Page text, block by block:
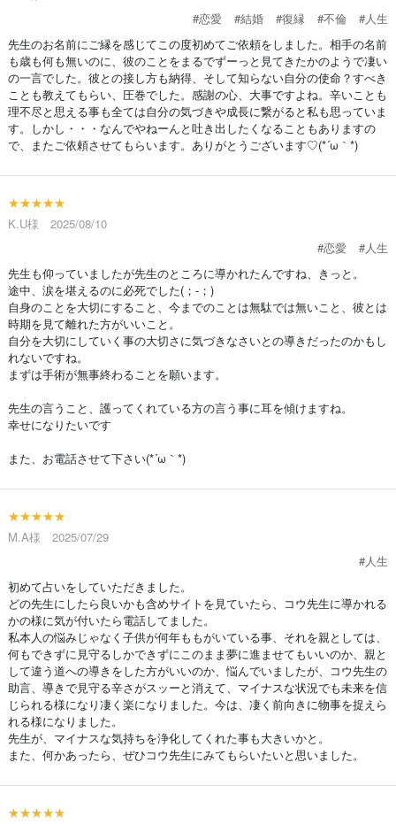
#恋愛
#結婚 #復縁 #不倫
#人生
先生のお名前にご縁を感じてこの度初めてご依頼をしました。相手の名前
も歳も何も無いのに、彼のことをまるでずーっと見てきたかのようで凄い
の一言でした。彼との接し方も納得、そして知らない自分の使命？すべき
ことも教えてもらい、圧巻でした。感謝の心、大事ですよね。辛いことも
理不尽と思える事も全ては自分の気づきや成長に繋がると私も思っていま
す。しかし・・・なんでやねーんと吐き出したくなることもありますの
で、またご依頼させてもらいます。ありがとうございます♡(*´ω｀*)
★★★★★
K.U様 2025/08/10
#恋愛
#人生
先生も仰っていましたが先生のところに導かれたんですね、きっと。
途中、涙を堪えるのに必死でした(；-；)
自身のことを大切にすること、今までのことは無駄では無いこと、彼とは
時期を見て離れた方がいいこと。
自分を大切にしていく事の大切さに気づきなさいとの導きだったのかもし
れないですね。
まずは手術が無事終わることを願います。
先生の言うこと、護ってくれている方の言う事に耳を傾けますね。
幸せになりたいです
また、お電話させて下さい(*´ω｀*)
★★★★★
M.A様 2025/07/29
#人生
初めて占いをしていただきました。
どの先生にしたら良いかも含めサイトを見ていたら、コウ先生に導かれる
かの様に気が付いたら電話してました。
私本人の悩みじゃなく子供が何年ももがいている事、それを親としては、
何もできずに見守るしかできずにこのまま夢に進ませてもいいのか、親と
して違う道への導きをした方がいいのか、悩んでいましたが、コウ先生の
助言、導きで見守る辛さがスッーと消えて、マイナスな状況でも未来を信
じられる様になり凄く楽になりました。今は、凄く前向きに物事を捉えら
れる様になりました。
先生が、マイナスな気持ちを浄化してくれた事も大きいかと。
また、何かあったら、ぜひコウ先生にみてもらいたいと思いました。
★★★★★